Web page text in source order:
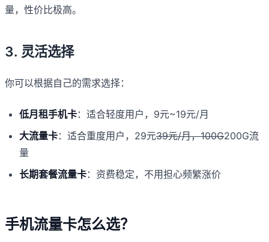
量，性价比极高。
3. 灵活选择
你可以根据自己的需求选择：
低月租手机卡：适合轻度用户，9元~19元/月
大流量卡：适合重度用户，29元39元/月，100G200G流
量
长期套餐流量卡：资费稳定，不用担心频繁涨价
手机流量卡怎么选？